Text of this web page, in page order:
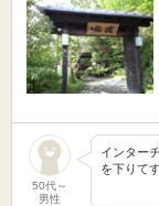
50代～
男性
インター
を下りて